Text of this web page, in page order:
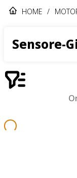
HOME /
Sensore-